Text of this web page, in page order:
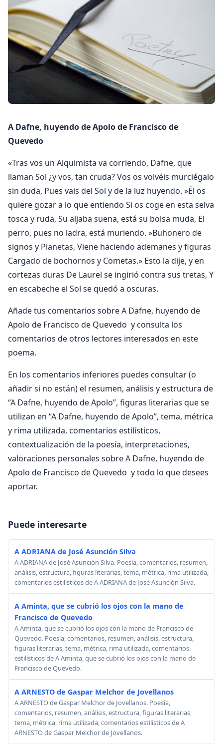
A Dafne, huyendo de Apolo de Francisco de
Quevedo
«Tras vos un Alquimista va corriendo, Dafne, que
llaman Sol ¿y vos, tan cruda? Vos os volvéis murciégalo
sin duda, Pues vais del Sol y de la luz huyendo. »Él os
quiere gozar a lo que entiendo Si os coge en esta selva
tosca y ruda, Su aljaba suena, está su bolsa muda, El
perro, pues no ladra, está muriendo. »Buhonero de
signos y Planetas, Viene haciendo ademanes y figuras
Cargado de bochornos y Cometas.» Esto la dije, y en
cortezas duras De Laurel se ingirió contra sus tretas, Y
en escabeche el Sol se quedó a oscuras.
Añade tus comentarios sobre A Dafne, huyendo de
Apolo de Francisco de Quevedo y consulta los
comentarios de otros lectores interesados en este
poema.
En los comentarios inferiores puedes consultar (o
añadir si no están) el resumen, análisis y estructura de
“A Dafne, huyendo de Apolo”, figuras literarias que se
utilizan en “A Dafne, huyendo de Apolo”, tema, métrica
y rima utilizada, comentarios estilísticos,
contextualización de la poesía, interpretaciones,
valoraciones personales sobre A Dafne, huyendo de
Apolo de Francisco de Quevedo y todo lo que desees
aportar.
Puede interesarte
A ADRIANA de José Asunción Silva
A ADRIANA de José Asunción Silva. Poesía, comentarios, resumen,
análisis, estructura, figuras literarias, tema, métrica, rima utilizada,
comentarios estilísticos de A ADRIANA de José Asunción Silva.
A Aminta, que se cubrió los ojos con la mano de
Francisco de Quevedo
A Aminta, que se cubrió los ojos con la mano de Francisco de
Quevedo. Poesía, comentarios, resumen, análisis, estructura,
figuras literarias, tema, métrica, rima utilizada, comentarios
estilísticos de A Aminta, que se cubrió los ojos con la mano de
Francisco de Quevedo.
A ARNESTO de Gaspar Melchor de Jovellanos
A ARNESTO de Gaspar Melchor de Jovellanos. Poesía,
comentarios, resumen, análisis, estructura, figuras literarias,
tema, métrica, rima utilizada, comentarios estilísticos de A
ARNESTO de Gaspar Melchor de Jovellanos.